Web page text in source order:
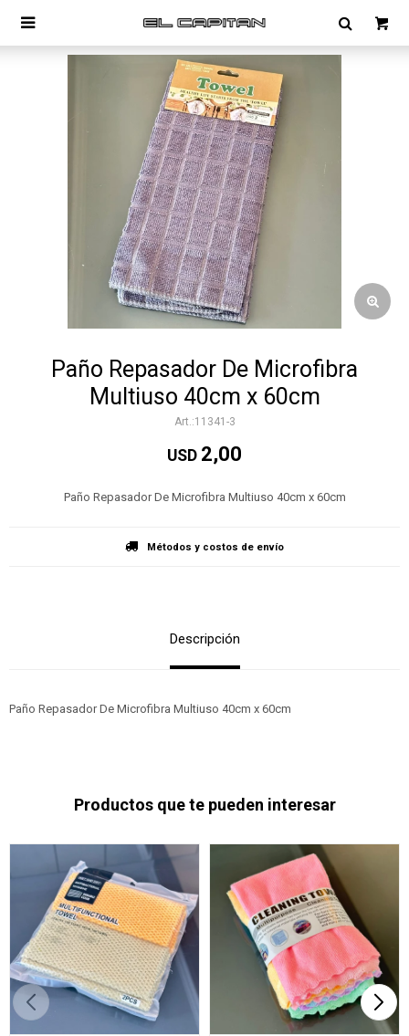

Paño Repasador De Microfibra
Multiuso 40cm x 60cm
11341-3
USD 2,00
Paño Repasador De Microfibra Multiuso 40cm x 60cm
Métodos y costos de envío
Descripción
Paño Repasador De Microfibra Multiuso 40cm x 60cm
Productos que te pueden interesar